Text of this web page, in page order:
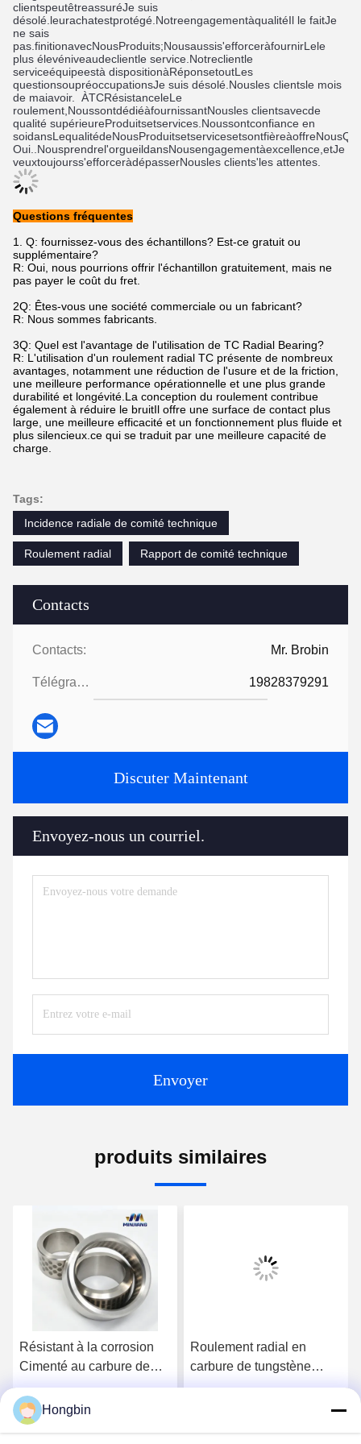
Contacts
Contacts: Mr. Brobin
Télégramme: 19828379291
Discuter Maintenant
Envoyez-nous un courriel.
Envoyer
clientspeutêtreassuréJe suis
désolé. leurachatestprotégé NotreengagementàqualitéIl le faitJe
ne sais
pas. finitionavecNousProduits;Nousaussis'efforceràfournirLele
plus élevéniveaudeclientle service Notreclientle
serviceéquipeestà dispositionàRéponsetoutLes
questionsoupréoccupationsJe suis désolé. Nousles clientsle mois
de maiavoir. ÀTCRésistanceleLe
roulement NoussontdédiéàfournissantNousles clientsavecde
qualité supérieureProduitsetservices Noussontconfiance en
soidansLequalitédeNousProduitsetservicesetsontfièreàoffreNous
Oui. Nousprendrel'orgueildansNousengagementàexcellence etJe
veuxtoujourss'efforceràdépasserNousles clients'les attentes
Questions fréquentes
1. Q: fournissez-vous des échantillons? Est-ce gratuit ou
supplémentaire?
R: Oui, nous pourrions offrir l'échantillon gratuitement, mais ne
pas payer le coût du fret.
2Q: Êtes-vous une société commerciale ou un fabricant?
R: Nous sommes fabricants.
3Q: Quel est l'avantage de l'utilisation de TC Radial Bearing?
R: L'utilisation d'un roulement radial TC présente de nombreux
avantages, notamment une réduction de l'usure et de la friction,
une meilleure performance opérationnelle et une plus grande
durabilité et longévité.La conception du roulement contribue
également à réduire le bruitIl offre une surface de contact plus
large, une meilleure efficacité et un fonctionnement plus fluide et
plus silencieux.ce qui se traduit par une meilleure capacité de
charge.
Tags:
Incidence radiale de comité technique
Roulement radial Rapport de comité technique
produits similaires
Résistant à la corrosion
Cimenté au carbure de
tungstène TC Résistant à
la corrosion
Roulement radial en
carbure de tungstène
cémenté TC avec une
Hongbin